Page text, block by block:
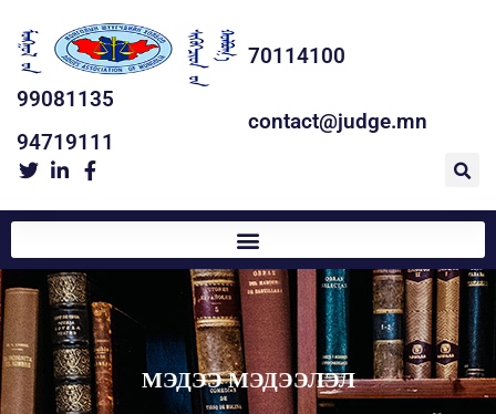
70114100
99081135
94719111
contact@judge.mn
МЭДЭЭ МЭДЭЭЛЭЛ